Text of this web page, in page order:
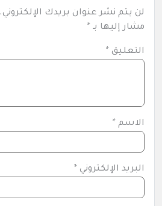
لن يتم نشر عنوان بريدك الإلكتروني.
مشار إليها بـ *
التعليق *
الاسم *
البريد الإلكتروني *